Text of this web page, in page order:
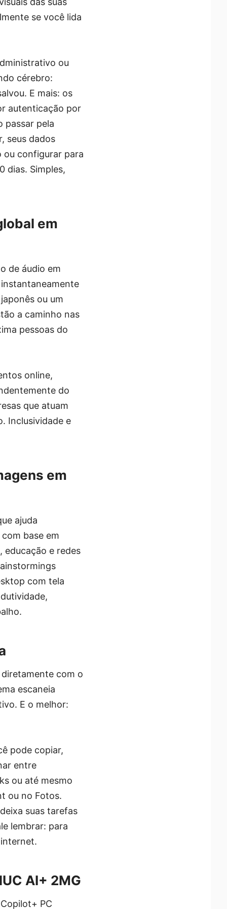
se você lida
ou
cérebro:
E mais: os
autenticação por
passar pela
seus dados
ou configurar para
dias. Simples,
em
de áudio em
ou um
a caminho nas
pessoas do
online,
do
que atuam
Inclusividade e
em
ajuda
base em
educação e redes
com tela
com o
escaneia
E o melhor:
pode copiar,
entre
ou até mesmo
ou no Fotos.
suas tarefas
lembrar: para
AI+ 2MG
PC